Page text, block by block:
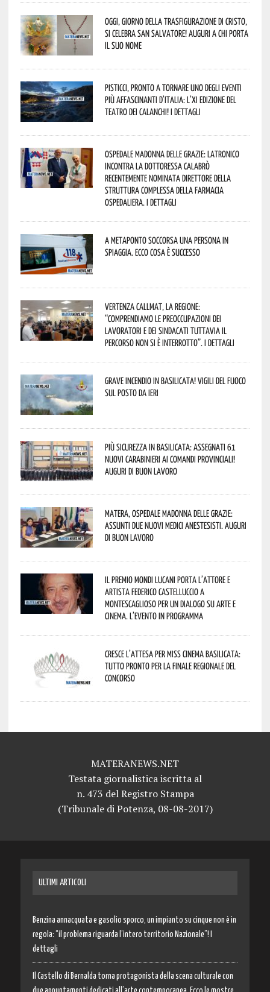
Oggi, giorno della Trasfigurazione di Cristo,
si celebra San Salvatore! Auguri a chi porta
il suo nome
Pisticci, pronto a tornare uno degli eventi
più affascinanti d’Italia: l’XI edizione del
Teatro dei Calanchi! I dettagli
Ospedale Madonna delle Grazie: Latronico
incontra la dottoressa Calabrò
recentemente nominata Direttore della
Struttura Complessa della Farmacia
Ospedaliera. I dettagli
A Metaponto soccorsa una persona in
spiaggia. Ecco cosa è successo
Vertenza CallMat, la Regione:
“comprendiamo le preoccupazioni dei
lavoratori e dei sindacati tuttavia il
percorso non si è interrotto”. I dettagli
Grave incendio in Basilicata! Vigili del fuoco
sul posto da ieri
Più sicurezza in Basilicata: assegnati 61
nuovi Carabinieri ai Comandi provinciali!
Auguri di buon lavoro
Matera, Ospedale Madonna delle Grazie:
assunti due nuovi medici anestesisti. Auguri
di buon lavoro
Il Premio Mondi Lucani porta l’attore e
artista Federico Castelluccio a
Montescaglioso per un dialogo su arte e
cinema. L’evento in programma
Cresce l’attesa per Miss Cinema Basilicata:
tutto pronto per la finale regionale del
concorso
MATERANEWS.NET
Testata giornalistica iscritta al
n. 473 del Registro Stampa
(Tribunale di Potenza, 08-08-2017)
ULTIMI ARTICOLI
Benzina annacquata e gasolio sporco, un impianto su cinque non è in
regola: “il problema riguarda l’intero territorio Nazionale”! I
dettagli
Il Castello di Bernalda torna protagonista della scena culturale con